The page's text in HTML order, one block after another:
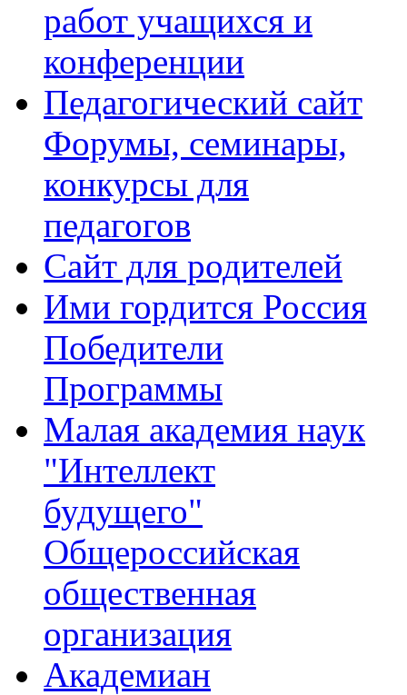
работ учащихся и
конференции
Педагогический сайт
Форумы, семинары,
конкурсы для
педагогов
Сайт для родителей
Ими гордится Россия
Победители
Программы
Малая академия наук
"Интеллект
будущего"
Общероссийская
общественная
организация
Академиан